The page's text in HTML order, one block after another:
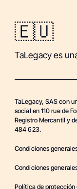
🇪🇺
TaLegacy es
TaLegacy, SAS con
social en 110 rue de
Registro Mercantil y
484 623.
Condiciones
Condiciones
Política de protección